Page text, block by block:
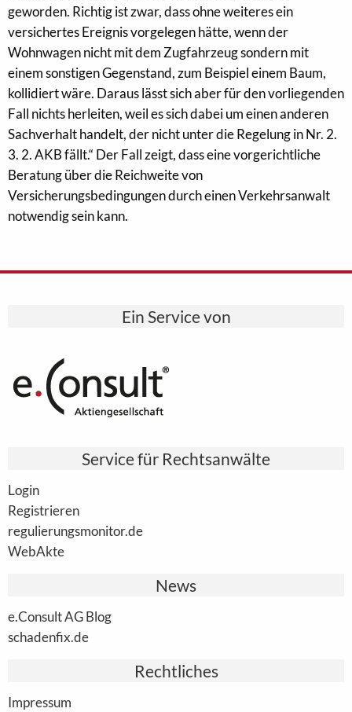
geworden. Richtig ist zwar, dass ohne weiteres ein
versichertes Ereignis vorgelegen hätte, wenn der
Wohnwagen nicht mit dem Zugfahrzeug sondern mit
einem sonstigen Gegenstand, zum Beispiel einem Baum,
kollidiert wäre. Daraus lässt sich aber für den vorliegenden
Fall nichts herleiten, weil es sich dabei um einen anderen
Sachverhalt handelt, der nicht unter die Regelung in Nr. 2.
3. 2. AKB fällt.“ Der Fall zeigt, dass eine vorgerichtliche
Beratung über die Reichweite von
Versicherungsbedingungen durch einen Verkehrsanwalt
notwendig sein kann.
Ein Service von
Service für Rechtsanwälte
Login
Registrieren
regulierungsmonitor.de
WebAkte
News
e.Consult AG Blog
schadenfix.de
Rechtliches
Impressum